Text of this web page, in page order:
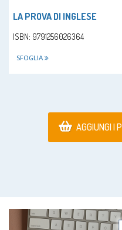
LA PROVA DI INGLESE
ISBN: 9791256026364
SFOGLIA
AGGIUNGI I